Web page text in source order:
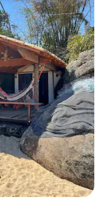
54 commentaires :